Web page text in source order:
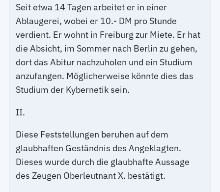
Seit etwa 14 Tagen arbeitet er in einer
Ablaugerei, wobei er 10.- DM pro Stunde
verdient. Er wohnt in Freiburg zur Miete. Er hat
die Absicht, im Sommer nach Berlin zu gehen,
dort das Abitur nachzuholen und ein Studium
anzufangen. Möglicherweise könnte dies das
Studium der Kybernetik sein.
II.
Diese Feststellungen beruhen auf dem
glaubhaften Geständnis des Angeklagten.
Dieses wurde durch die glaubhafte Aussage
des Zeugen Oberleutnant X. bestätigt.